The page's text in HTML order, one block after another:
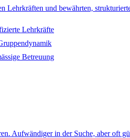
Lehrkräften und bewährten,
Lehrkräfte
Betreuung
Aufwändiger in der Suche, aber oft